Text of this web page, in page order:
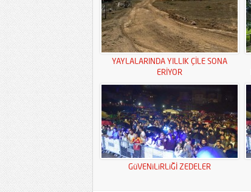
YAYLALARINDA YILLIK ÇİLE SONA
ERİYOR
GüVENiLiRLiĞİ ZEDELER